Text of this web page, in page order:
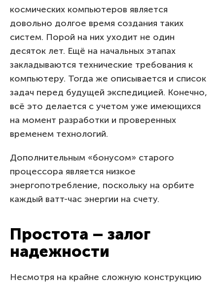
космических компьютеров является
довольно долгое время создания таких
систем. Порой на них уходит не один
десяток лет. Ещё на начальных этапах
закладываются технические требования к
компьютеру. Тогда же описывается и список
задач перед будущей экспедицией. Конечно,
всё это делается с учетом уже имеющихся
на момент разработки и проверенных
временем технологий.
Дополнительным «бонусом» старого
процессора является низкое
энергопотребление, поскольку на орбите
каждый ватт-час энергии на счету.
Простота – залог
надежности
Несмотря на крайне сложную конструкцию